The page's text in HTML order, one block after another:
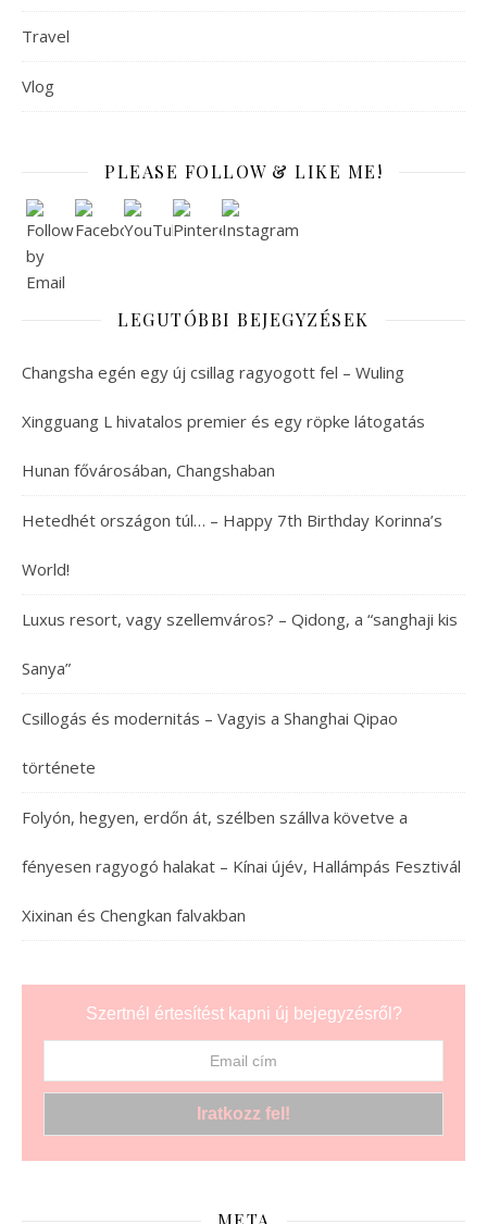
Travel
Vlog
PLEASE FOLLOW & LIKE ME!
LEGUTÓBBI BEJEGYZÉSEK
Changsha egén egy új csillag ragyogott fel – Wuling
Xingguang L hivatalos premier és egy röpke látogatás
Hunan fővárosában, Changshaban
Hetedhét országon túl… – Happy 7th Birthday Korinna’s
World!
Luxus resort, vagy szellemváros? – Qidong, a “sanghaji kis
Sanya”
Csillogás és modernitás – Vagyis a Shanghai Qipao
története
Folyón, hegyen, erdőn át, szélben szállva követve a
fényesen ragyogó halakat – Kínai újév, Hallámpás Fesztivál
Xixinan és Chengkan falvakban
Szertnél értesítést kapni új bejegyzésről?